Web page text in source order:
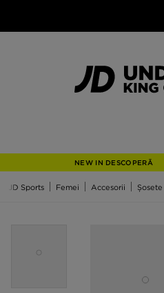
NEW IN DESCOPERĂ
JD Sports Femei Accesorii Șosete